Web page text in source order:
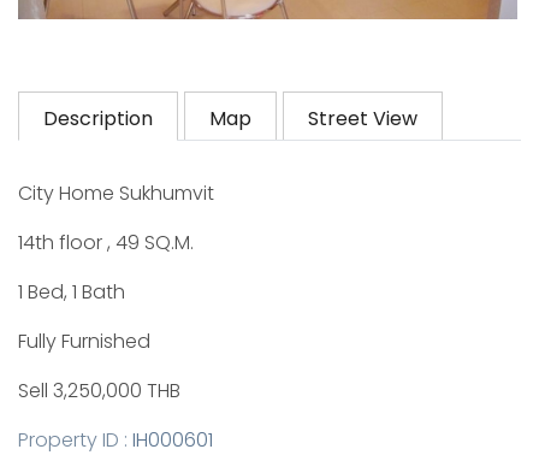
Description Map Street View
City Home Sukhumvit
14th floor , 49 SQ.M.
1 Bed, 1 Bath
Fully Furnished
Sell 3,250,000 THB
Property ID : IH000601